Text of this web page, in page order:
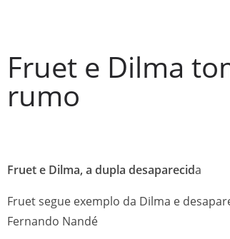
Fruet e Dilma
rumo
Fruet e Dilma, a dupla desaparecida
Fruet segue exemplo da Dilma e
Fernando Nandé